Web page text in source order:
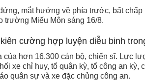
mắt hướng về phía trước, bất
trường Miếu Môn sáng 16/8.
của hơn 16.300 cán bộ, chiến sĩ. Lực
xe chỉ huy, tổ quân kỳ, tổ công an kỳ,
quân sự và xe đặc chủng công an.